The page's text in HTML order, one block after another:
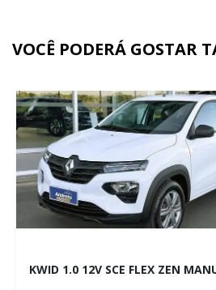
VOCÊ PODERÁ GOSTAR
KWID 1.0 12V SCE FLEX ZEN